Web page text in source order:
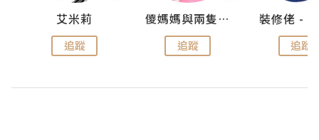
艾米莉
追蹤
儍媽媽與兩隻小魔怪之家
追蹤 追蹤